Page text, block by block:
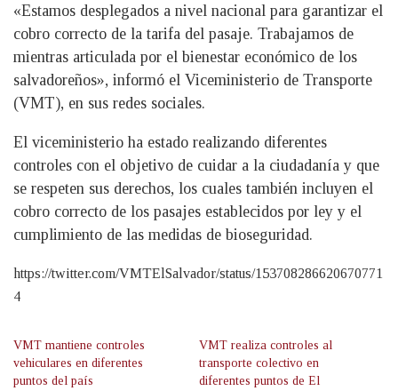
«Estamos desplegados a nivel nacional para garantizar el
cobro correcto de la tarifa del pasaje. Trabajamos de
mientras articulada por el bienestar económico de los
salvadoreños», informó el Viceministerio de Transporte
(VMT), en sus redes sociales.
El viceministerio ha estado realizando diferentes
controles con el objetivo de cuidar a la ciudadanía y que
se respeten sus derechos, los cuales también incluyen el
cobro correcto de los pasajes establecidos por ley y el
cumplimiento de las medidas de bioseguridad.
https://twitter.com/VMTElSalvador/status/153708286620670771
4
VMT mantiene controles
vehiculares en diferentes
puntos del país
VMT realiza controles al
transporte colectivo en
diferentes puntos de El